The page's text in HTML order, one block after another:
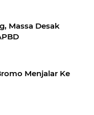
Massa Desak
Menjalar Ke